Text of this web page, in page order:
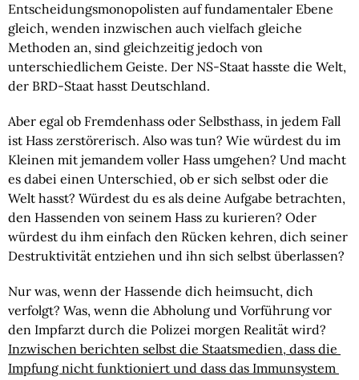
Entscheidungsmonopolisten auf fundamentaler Ebene
gleich, wenden inzwischen auch vielfach gleiche
Methoden an, sind gleichzeitig jedoch von
unterschiedlichem Geiste. Der NS-Staat hasste die Welt,
der BRD-Staat hasst Deutschland.
Aber egal ob Fremdenhass oder Selbsthass, in jedem Fall
ist Hass zerstörerisch. Also was tun? Wie würdest du im
Kleinen mit jemandem voller Hass umgehen? Und macht
es dabei einen Unterschied, ob er sich selbst oder die
Welt hasst? Würdest du es als deine Aufgabe betrachten,
den Hassenden von seinem Hass zu kurieren? Oder
würdest du ihm einfach den Rücken kehren, dich seiner
Destruktivität entziehen und ihn sich selbst überlassen?
Nur was, wenn der Hassende dich heimsucht, dich
verfolgt? Was, wenn die Abholung und Vorführung vor
Inzwischen berichten selbst die Staatsmedien, dass die
Impfung nicht funktioniert und dass das Immunsystem